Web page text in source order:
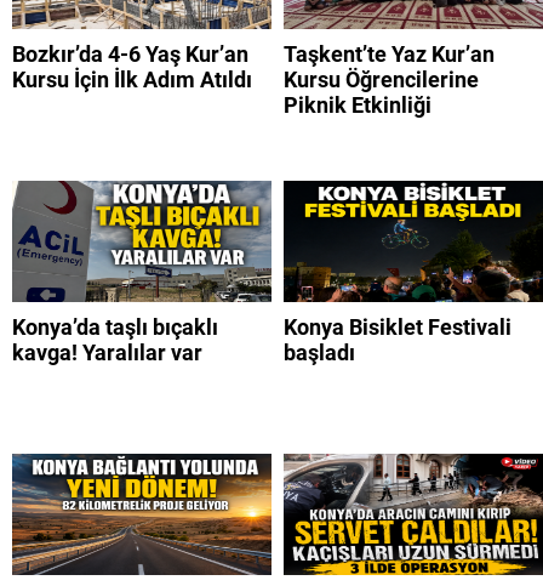
Bozkır’da 4-6 Yaş Kur’an
Kursu İçin İlk Adım Atıldı
Taşkent’te Yaz Kur’an
Kursu Öğrencilerine
Piknik Etkinliği
Konya’da taşlı bıçaklı
kavga! Yaralılar var
Konya Bisiklet Festivali
başladı